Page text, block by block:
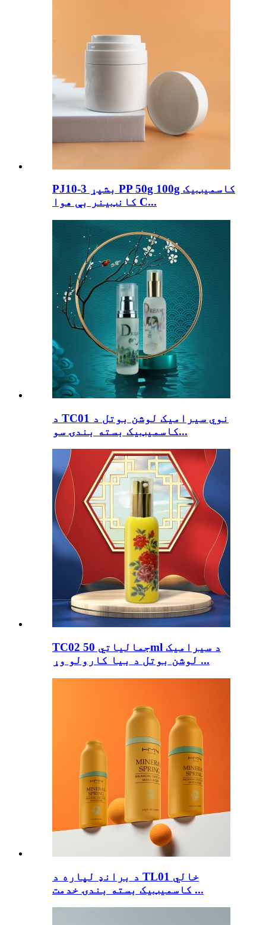
PJ10-3 بشپړ PP 50g 100g کاسمیټیک
کانټینر بې هوا C...
د TC01 نوي سیرامیک لوشن بوتل د
کاسمیټیک بسته بندۍ سو...
TC02 جمالیاتي 50ml د سیرامیک
لوشن بوتل د بیا کارولو وړ ...
د برانډ لپاره د TL01 خالي
کاسمیټیک بسته بندۍ خدمت ...